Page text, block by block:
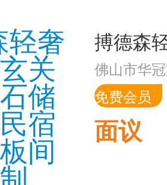
佛山市华
免费会员
面议